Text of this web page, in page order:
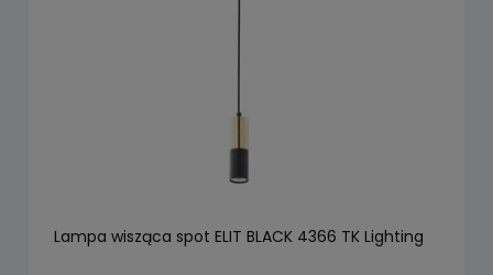
Lampa wisząca spot ELIT BLACK 4366 TK Lighting